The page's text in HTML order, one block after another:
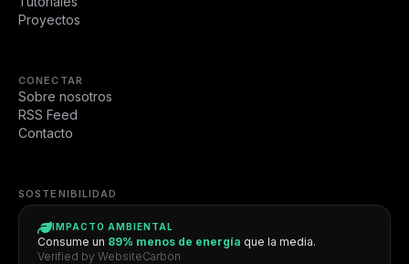
Proyectos
CONECTAR
Sobre nosotros
RSS Feed
Contacto
SOSTENIBILIDAD
IMPACTO AMBIENTAL
Consume un 89% menos de energía que la media.
Verified by WebsiteCarbon